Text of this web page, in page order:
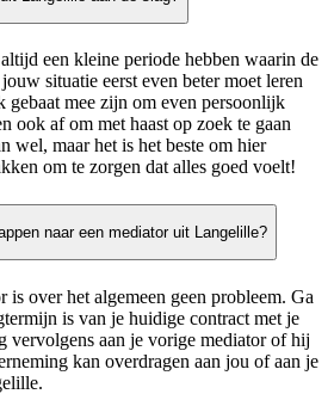
een kleine periode hebben waarin de
situatie eerst even beter moet leren
gebaat mee zijn om even persoonlijk
ook af om met haast op zoek te gaan
wel, maar het is het beste om hier
om te zorgen dat alles goed voelt!
naar een mediator uit Langelille?
is over het algemeen geen probleem. Ga
is van je huidige contract met je
vervolgens aan je vorige mediator of hij
kan overdragen aan jou of aan je